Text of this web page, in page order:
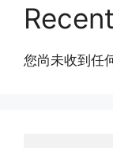
您尚未收到任